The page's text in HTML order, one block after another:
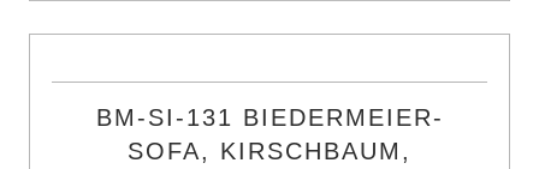
BM-SI-131 BIEDERMEIER-
SOFA, KIRSCHBAUM,